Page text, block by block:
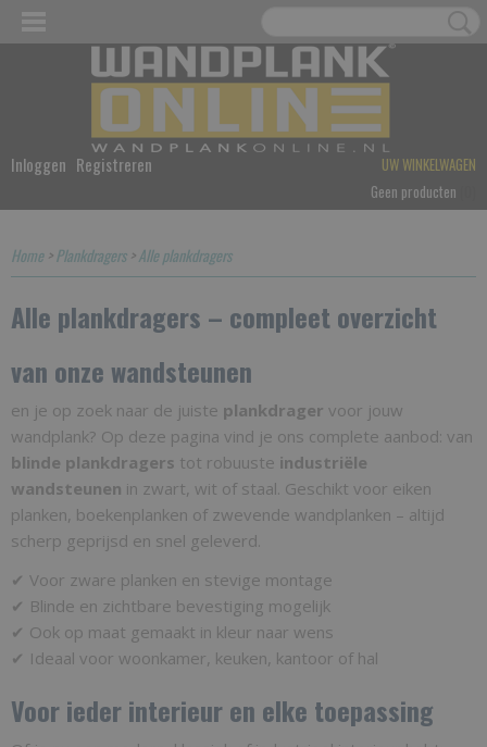
Inloggen Registreren
UW WINKELWAGEN
Geen producten
Home>Plankdragers>Alle plankdragers
Alle plankdragers – compleet overzicht
van onze wandsteunen
en je op zoek naar de juiste plankdrager voor jouw
wandplank? Op deze pagina vind je ons complete aanbod: van
blinde plankdragers tot robuuste industriële
wandsteunen in zwart, wit of staal. Geschikt voor eiken
planken, boekenplanken of zwevende wandplanken – altijd
scherp geprijsd en snel geleverd.
✔ Voor zware planken en stevige montage
✔ Blinde en zichtbare bevestiging mogelijk
✔ Ook op maat gemaakt in kleur naar wens
✔ Ideaal voor woonkamer, keuken, kantoor of hal
Voor ieder interieur en elke toepassing